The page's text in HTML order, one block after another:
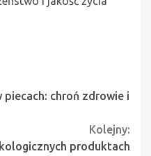
chroń zdrowie i
Kolejny:
produktach